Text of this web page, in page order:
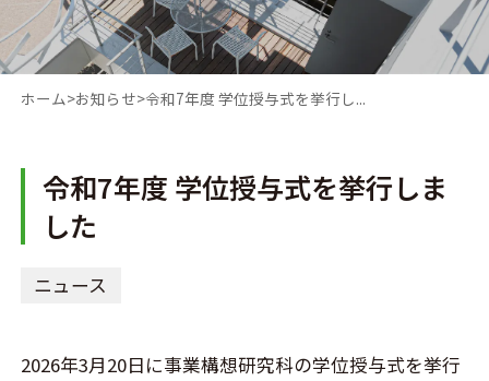
ホーム お知らせ 令和7年度 学位授与式を挙行し...
令和7年度 学位授与式を挙行しま
した
ニュース
2026年3月20日に事業構想研究科の学位授与式を挙行